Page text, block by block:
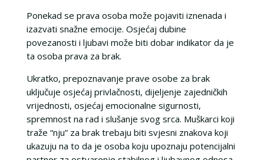
Ponekad se prava osoba može pojaviti iznenada i
izazvati snažne emocije. Osjećaj dubine
povezanosti i ljubavi može biti dobar indikator da je
ta osoba prava za brak.
Ukratko, prepoznavanje prave osobe za brak
uključuje osjećaj privlačnosti, dijeljenje zajedničkih
vrijednosti, osjećaj emocionalne sigurnosti,
spremnost na rad i slušanje svog srca. Muškarci koji
traže “nju” za brak trebaju biti svjesni znakova koji
ukazuju na to da je osoba koju upoznaju potencijalni